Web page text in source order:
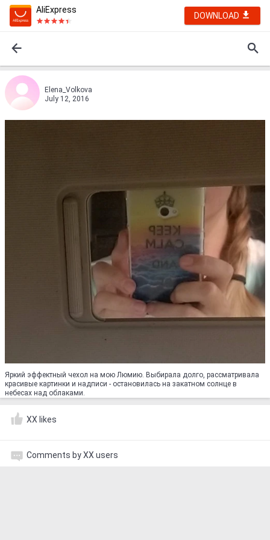
AliExpress
DOWNLOAD
Elena_Volkova
July 12, 2016
Яркий эффектный чехол на мою Люмию. Выбирала долго, рассматривала
красивые картинки и надписи - остановилась на закатном солнце в
небесах над облаками.
XX likes
Comments by XX users